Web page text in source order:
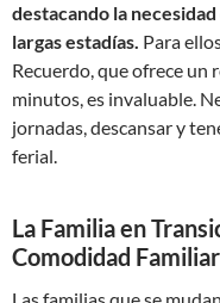
destacando la
largas estadías. Para
Recuerdo, que ofrece
minutos, es invaluable.
jornadas, descansar y
ferial.
La Familia en
Comodidad Familiar